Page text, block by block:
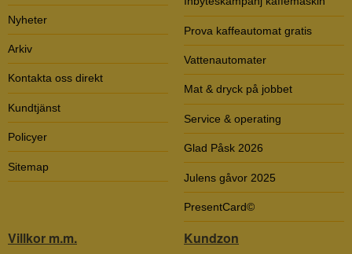
Nyheter
Arkiv
Kontakta oss direkt
Kundtjänst
Policyer
Sitemap
Prova kaffeautomat gratis
Vattenautomater
Mat & dryck på jobbet
Service & operating
Glad Påsk 2026
Julens gåvor 2025
PresentCard©
Villkor m.m. Kundzon